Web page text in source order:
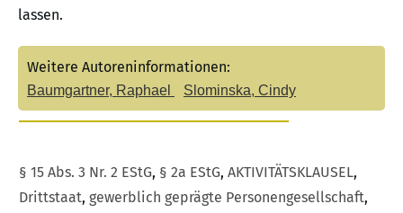
lassen.
Weitere Autoreninformationen:
Baumgartner, Raphael Slominska, Cindy
§ 15 Abs. 3 Nr. 2 EStG, § 2a EStG, AKTIVITÄTSKLAUSEL,
Drittstaat, gewerblich geprägte Personengesellschaft,